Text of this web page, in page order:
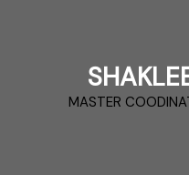
MASTER